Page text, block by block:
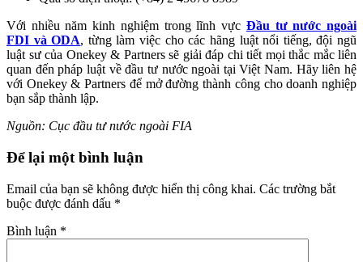
Với nhiều năm kinh nghiệm trong lĩnh vực Đầu tư nước ngoài
FDI và ODA, từng làm việc cho các hãng luật nổi tiếng, đội ngũ
luật sư của Onekey & Partners sẽ giải đáp chi tiết mọi thắc mắc liên
quan đến pháp luật về đầu tư nước ngoài tại Việt Nam. Hãy liên hệ
với Onekey & Partners để mở đường thành công cho doanh nghiệp
bạn sắp thành lập.
Nguồn: Cục đầu tư nước ngoài FIA
Để lại một bình luận
Email của bạn sẽ không được hiển thị công khai. Các trường bắt
buộc được đánh dấu *
Bình luận *